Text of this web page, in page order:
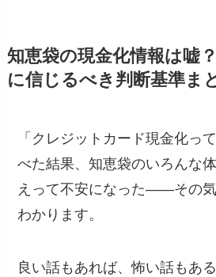
知恵袋の現金化情報は嘘
に信じるべき判断基準ま
「クレジットカード現金化っ
べた結果、知恵袋のいろんな
えって不安になった――その気
わかります。
良い話もあれば、怖い話もある